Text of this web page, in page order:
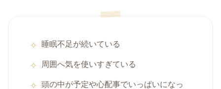
睡眠不足が続いている
周囲へ気を使いすぎている
頭の中が予定や心配事でいっぱいになっ